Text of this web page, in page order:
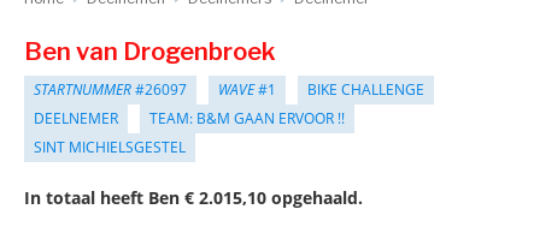
Ben van Drogenbroek
STARTNUMMER#26097 WAVE#1
BIKE CHALLENGE
DEELNEMER
TEAM: B&M GAAN ERVOOR !!
SINT MICHIELSGESTEL
In totaal heeft Ben € 2.015,10 opgehaald.